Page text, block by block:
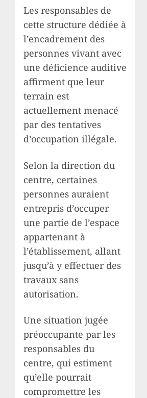
Les responsables de
cette structure dédiée à
l’encadrement des
personnes vivant avec
une déficience auditive
affirment que leur
terrain est
actuellement menacé
par des tentatives
d’occupation illégale.
Selon la direction du
centre, certaines
personnes auraient
entrepris d’occuper
une partie de l’espace
appartenant à
l’établissement, allant
jusqu’à y effectuer des
travaux sans
autorisation.
Une situation jugée
préoccupante par les
responsables du
centre, qui estiment
qu’elle pourrait
compromettre les